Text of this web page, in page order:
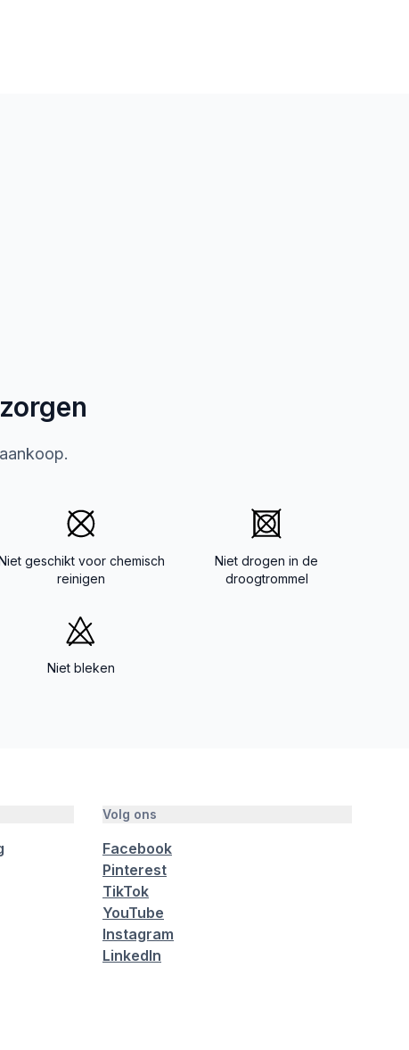
geschikt voor chemisch
reinigen
Niet drogen in de
droogtrommel
Niet bleken
Volg ons
Facebook
Pinterest
TikTok
YouTube
Instagram
LinkedIn